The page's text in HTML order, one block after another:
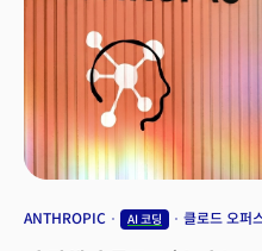
인터페이스) 접근은 추가 사이버보안
계획이다.
ANTHROPIC AI 코딩 클로드 오퍼